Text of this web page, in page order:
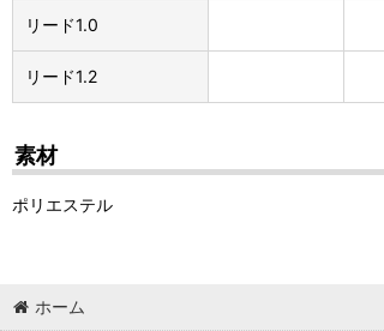
リード1.0
リード1.2
素材
ポリエステル
ホーム